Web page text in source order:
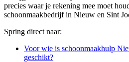
precies waar je rekening mee moet
schoonmaakbedrijf in Nieuw en Sint
Spring direct naar:
Voor wie is schoonmaakhulp
geschikt?